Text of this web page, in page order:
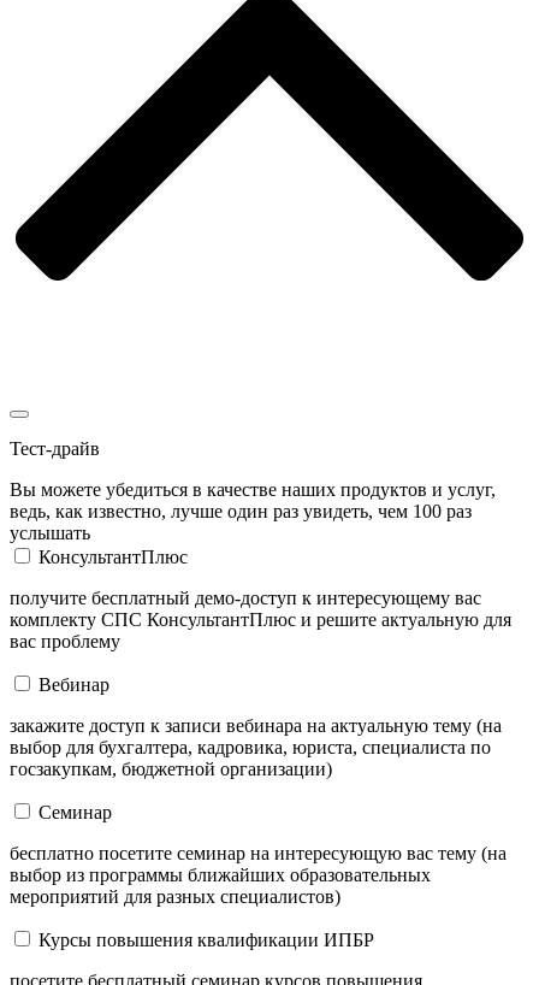
Тест-драйв
Вы можете убедиться в качестве наших продуктов и услуг,
ведь, как известно, лучше один раз увидеть, чем 100 раз
услышать
КонсультантПлюс
получите бесплатный демо-доступ к интересующему вас
комплекту СПС КонсультантПлюс и решите актуальную для
вас проблему
Вебинар
закажите доступ к записи вебинара на актуальную тему (на
выбор для бухгалтера, кадровика, юриста, специалиста по
госзакупкам, бюджетной организации)
Семинар
бесплатно посетите семинар на интересующую вас тему (на
выбор из программы ближайших образовательных
мероприятий для разных специалистов)
Курсы повышения квалификации ИПБР
посетите бесплатный семинар курсов повышения